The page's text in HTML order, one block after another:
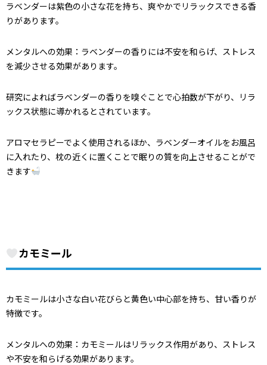
ラベンダーは紫色の小さな花を持ち、爽やかでリラックスできる香
りがあります。
メンタルへの効果：ラベンダーの香りには不安を和らげ、ストレス
を減少させる効果があります。
研究によればラベンダーの香りを嗅ぐことで心拍数が下がり、リラ
ックス状態に導かれるとされています。
アロマセラピーでよく使用されるほか、ラベンダーオイルをお風呂
に入れたり、枕の近くに置くことで眠りの質を向上させることがで
きます
カモミール
カモミールは小さな白い花びらと黄色い中心部を持ち、甘い香りが
特徴です。
メンタルへの効果：カモミールはリラックス作用があり、ストレス
や不安を和らげる効果があります。